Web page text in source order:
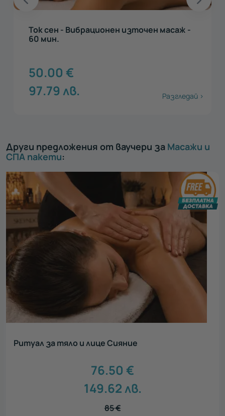
Ток сен - Вибрационен източен масаж -
60 мин.
50.00 €
97.79 лв. Разгледай >
Други предложения от ваучери за Масажи и
СПА пакети:
Ритуал за тяло и лице Сияние
76.50 €
149.62лв.
85€